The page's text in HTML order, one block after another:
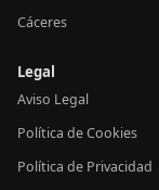
Cáceres
Legal
Aviso Legal
Política de Cookies
Política de Privacidad